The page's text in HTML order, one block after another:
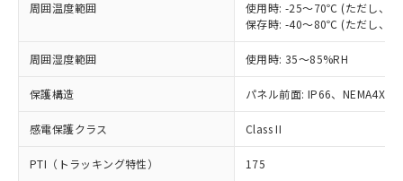
周囲温度範囲
使用時: -25～70℃ (ただし、氷
保存時: -40～80℃ (ただし、氷
周囲湿度範囲 使用時: 35～85%RH
保護構造 パネル前面: IP66、NEMA4X,
感電保護クラス Class II
PTI（トラッキング特性） 175
正式な納期状況および標準価格はお客
様のお取引先、またはお客様担当のオ
ムロン制御機器販売店・当社販売員に
オムロン制御機器販売店や当社販売拠
販売ネットワーク
」をご確認
ください。
在庫状況および標準価格結果を当社の
事前の承諾なく第三者に漏洩または開
ル) (DEHP)(別名：DOP) 1000ppm以下、フタル酸ブチ
ルベンジル（BBP） 1000ppm以下、フタル酸ジブチル
（DBP） 1000ppm以下、フタル酸ジイソブチル
(DIBP) 1000ppm以下
但し、RoHS指令で産業用監視および制御機器に対する
フタル酸エステル類の４物質については閾値を超える意
図的な使用がないことを確認しています。
※2 対応予定月
ニル類) : 1000ppm、 PBDEs(ポリ臭化ジフェニルエーテ
ル類) : 1000ppm、
DBP(フタル酸ジブチル) : 1000ppm、 DIBP(フタル酸ジ
イソブチル) : 1000ppm、 BBP(フタル酸ブチルベンジ
ル) : 1000ppm、
※2 環境保護使用期限
「ｅ」：有害物質（10物質）のすべてが基
当社は規制貨物を破棄する場合は、完
全に破砕するなど、違法に輸出されな
いよう必要な手段を講じます。
当社は貴社製品を、核兵器、ミサイ
ル、化学兵器、生物兵器またはその他
武器並びにこれらの製造装置等に一切
使用いたしません。
当社は、貴社製品を第三者に販売する
場合は、上記1、2および3の内容を当
○ 一定数以上の在庫あり
一定数には満たないが在庫あり
在庫なし(最新の在庫状況につ
いては、お客様のお取引先、ま
たはお客様担当のオムロン制御
機器販売店・当社販売員にご確
認ください)